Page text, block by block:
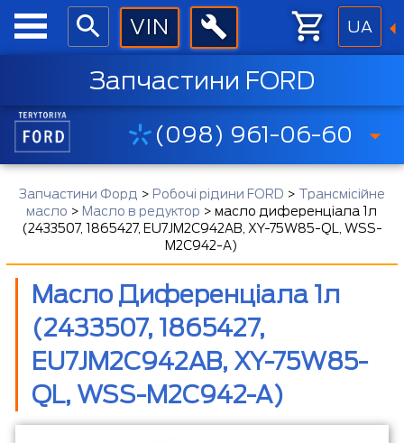
UA
Запчастини FORD
(098) 961-06-60
Запчастини Форд > Робочі рідини FORD > Трансмісійне
масло > Масло в редуктор >масло диференціала 1л
(2433507, 1865427, EU7JM2C942AB, XY-75W85-QL, WSS-
M2C942-A)
Масло Диференціала 1л
(2433507, 1865427,
EU7JM2C942AB, XY-75W85-
QL, WSS-M2C942-A)